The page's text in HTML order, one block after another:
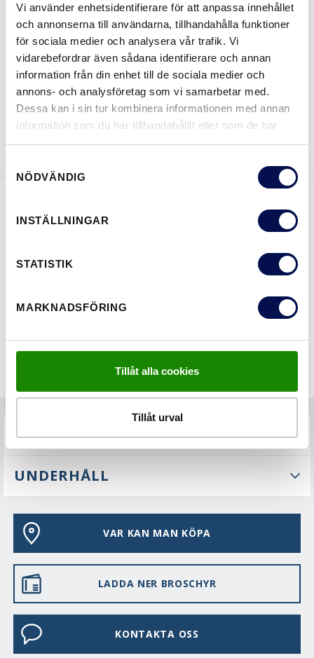
Vi använder enhetsidentifierare för att anpassa innehållet
och annonserna till användarna, tillhandahålla funktioner
för sociala medier och analysera vår trafik. Vi
vidarebefordrar även sådana identifierare och annan
information från din enhet till de sociala medier och
annons- och analysföretag som vi samarbetar med.
Dessa kan i sin tur kombinera informationen med annan
information som du har tillhandahållit eller som de har
samlat in när du har använt deras tjänster.
NÖDVÄNDIG
INSTÄLLNINGAR
STATISTIK
MARKNADSFÖRING
Tillåt alla cookies
Tillåt urval
VAR KAN MAN KÖPA
LADDA NER BROSCHYR KONTAKTA OSS
FAQS
UNDERHÅLL
VAR KAN MAN KÖPA
LADDA NER BROSCHYR
KONTAKTA OSS